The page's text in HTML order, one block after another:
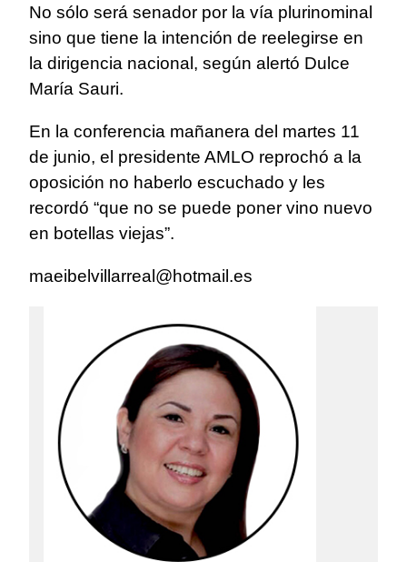
No sólo será senador por la vía plurinominal
sino que tiene la intención de reelegirse en
la dirigencia nacional, según alertó Dulce
María Sauri.
En la conferencia mañanera del martes 11
de junio, el presidente AMLO reprochó a la
oposición no haberlo escuchado y les
recordó “que no se puede poner vino nuevo
en botellas viejas”.
maeibelvillarreal@hotmail.es